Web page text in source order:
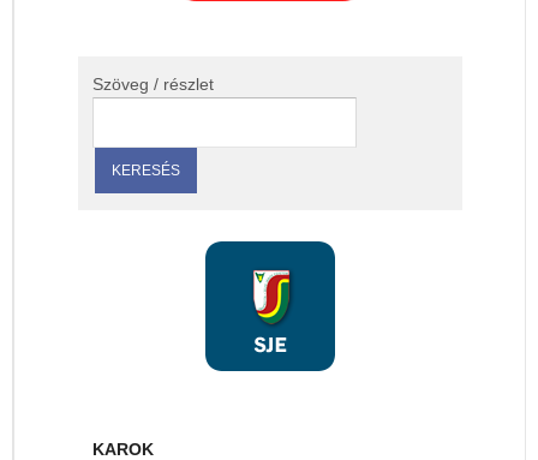
Szöveg / részlet
KAROK